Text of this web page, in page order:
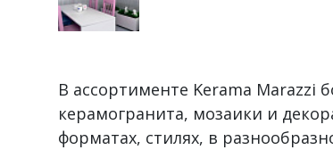
В ассортименте Kerama Marazzi
керамогранита, мозаики и
форматах, стилях, в